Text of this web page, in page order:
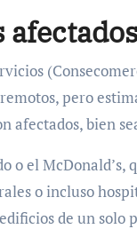
pero
afectados, bien
o el McDonald’s,
o incluso
de un